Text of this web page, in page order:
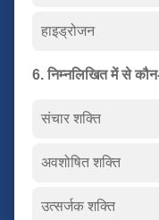
हाइड्रोजन
6. निम्नलिखित में से
संचार शक्ति
अवशोषित शक्ति
उत्सर्जक शक्ति